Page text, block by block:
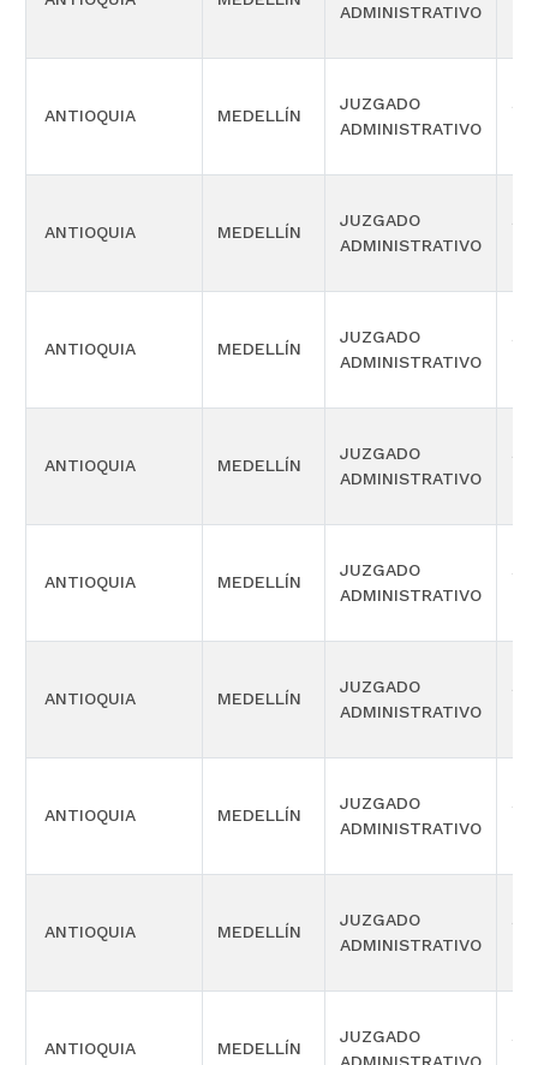
ADMINISTRATIVO
ANTIOQUIA MEDELLÍN
JUZGADO
ADMINISTRATIVO
ANTIOQUIA MEDELLÍN
JUZGADO
ADMINISTRATIVO
ANTIOQUIA MEDELLÍN
JUZGADO
ADMINISTRATIVO
ANTIOQUIA MEDELLÍN
JUZGADO
ADMINISTRATIVO
ANTIOQUIA MEDELLÍN
JUZGADO
ADMINISTRATIVO
ANTIOQUIA MEDELLÍN
JUZGADO
ADMINISTRATIVO
ANTIOQUIA MEDELLÍN
JUZGADO
ADMINISTRATIVO
ANTIOQUIA MEDELLÍN
JUZGADO
ADMINISTRATIVO
ANTIOQUIA MEDELLÍN
JUZGADO